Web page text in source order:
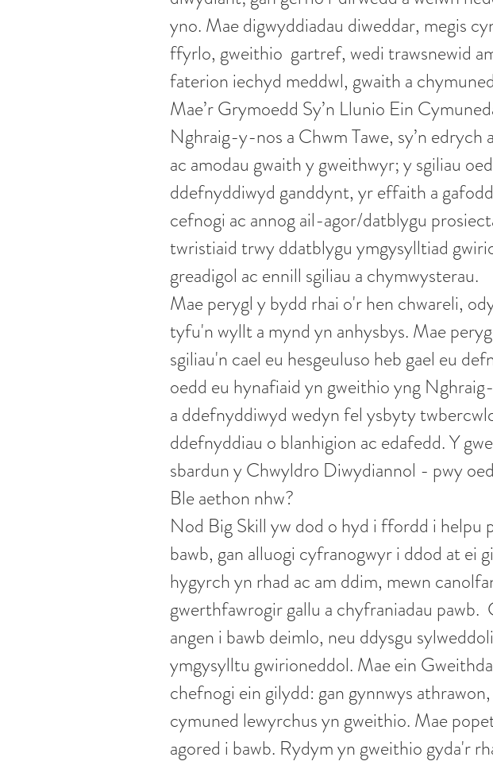
yno. Mae digwyddiadau diweddar, megis
ffyrlo, gweithio gartref, wedi trawsnewid
faterion iechyd meddwl, gwaith a
Mae’r Grymoedd Sy’n Llunio Ein
Nghraig-y-nos a Chwm Tawe, sy’n
ac amodau gwaith y gweithwyr; y sgiliau
ddefnyddiwyd ganddynt, yr effaith a
cefnogi ac annog ail-agor/datblygu
twristiaid trwy ddatblygu ymgysylltiad
greadigol ac ennill sgiliau a chymwysterau.
Mae perygl y bydd rhai o'r hen chwareli,
tyfu'n wyllt a mynd yn anhysbys. Mae
sgiliau'n cael eu hesgeuluso heb gael eu
oedd eu hynafiaid yn gweithio yng
a ddefnyddiwyd wedyn fel ysbyty
ddefnyddiau o blanhigion ac edafedd. Y
sbardun y Chwyldro Diwydiannol - pwy
Ble aethon nhw?
Nod Big Skill yw dod o hyd i ffordd i
bawb, gan alluogi cyfranogwyr i ddod at ei
hygyrch yn rhad ac am ddim, mewn
gwerthfawrogir gallu a chyfraniadau
angen i bawb deimlo, neu ddysgu
ymgysylltu gwirioneddol. Mae ein
chefnogi ein gilydd: gan gynnwys
cymuned lewyrchus yn gweithio. Mae
agored i bawb. Rydym yn gweithio gyda'r